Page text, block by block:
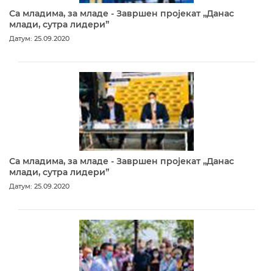
Са младима, за младе - Завршен пројекат „Данас
млади, сутра лидери”
Датум: 25.09.2020
Са младима, за младе - Завршен пројекат „Данас
млади, сутра лидери”
Датум: 25.09.2020